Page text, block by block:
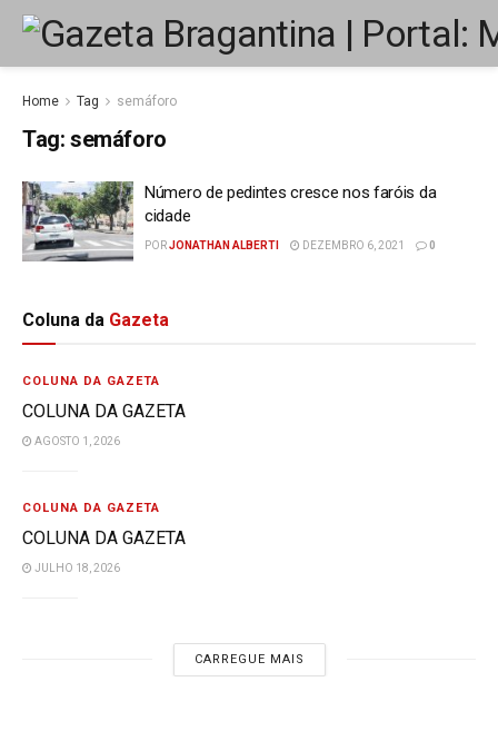
Home Tag semáforo
Tag: semáforo
Número de pedintes cresce nos faróis da
cidade
PORJONATHAN ALBERTI DEZEMBRO 6, 2021 0
Coluna da Gazeta
COLUNA DA GAZETA
COLUNA DA GAZETA
AGOSTO 1, 2026
COLUNA DA GAZETA
COLUNA DA GAZETA
JULHO 18, 2026
CARREGUE MAIS